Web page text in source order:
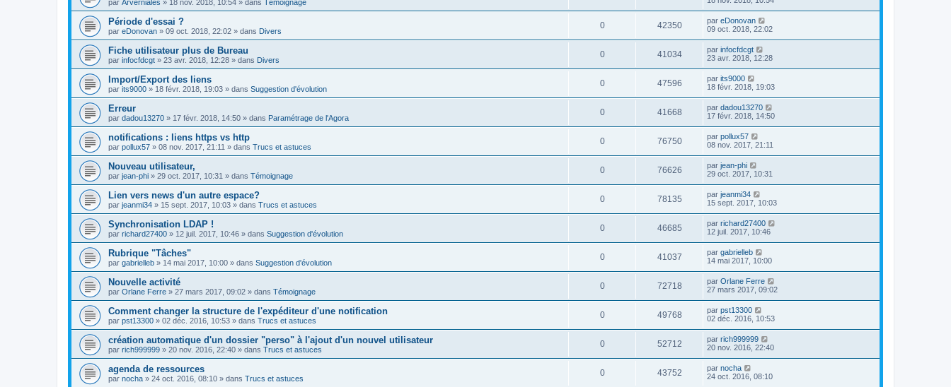
par Arverniales » 18 nov. 2018, 10:54 » dans Témoignage
Période d'essai ?
par eDonovan » 09 oct. 2018, 22:02 » dans Divers
0 42350 par eDonovan
09 oct. 2018, 22:02
Fiche utilisateur plus de Bureau
par infocfdcgt » 23 avr. 2018, 12:28 » dans Divers
0 41034 par infocfdcgt
23 avr. 2018, 12:28
Import/Export des liens
par its9000 » 18 févr. 2018, 19:03 » dans Suggestion d'évolution
0 47596 par its9000
18 févr. 2018, 19:03
Erreur
par dadou13270 » 17 févr. 2018, 14:50 » dans Paramétrage de l'Agora
0 41668 par dadou13270
17 févr. 2018, 14:50
notifications : liens https vs http
par pollux57 » 08 nov. 2017, 21:11 » dans Trucs et astuces
0 76750 par pollux57
08 nov. 2017, 21:11
Nouveau utilisateur,
par jean-phi » 29 oct. 2017, 10:31 » dans Témoignage
0 76626 par jean-phi
29 oct. 2017, 10:31
Lien vers news d'un autre espace?
par jeanmi34 » 15 sept. 2017, 10:03 » dans Trucs et astuces
0 78135 par jeanmi34
15 sept. 2017, 10:03
Synchronisation LDAP !
par richard27400 » 12 juil. 2017, 10:46 » dans Suggestion d'évolution
0 46685 par richard27400
12 juil. 2017, 10:46
Rubrique "Tâches"
par gabrielleb » 14 mai 2017, 10:00 » dans Suggestion d'évolution
0 41037 par gabrielleb
14 mai 2017, 10:00
Nouvelle activité
par Orlane Ferre » 27 mars 2017, 09:02 » dans Témoignage
0 72718 par Orlane Ferre
27 mars 2017, 09:02
Comment changer la structure de l'expéditeur d'une notification
par pst13300 » 02 déc. 2016, 10:53 » dans Trucs et astuces
0 49768 par pst13300
02 déc. 2016, 10:53
création automatique d'un dossier "perso" à l'ajout d'un nouvel utilisateur
par rich999999 » 20 nov. 2016, 22:40 » dans Trucs et astuces
0 52712 par rich999999
20 nov. 2016, 22:40
agenda de ressources
par nocha » 24 oct. 2016, 08:10 » dans Trucs et astuces
0 43752 par nocha
24 oct. 2016, 08:10